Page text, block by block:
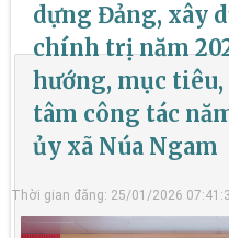
dựng Đảng, xây
chính trị năm
hướng, mục
tâm công tác
ủy xã Núa Ngam
Thời gian đăng: 25/01/2026